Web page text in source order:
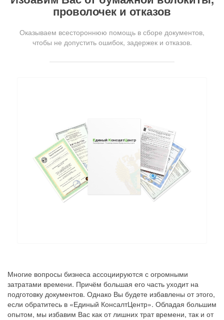
проволочек и отказов
Оказываем всестороннюю помощь в сборе документов,
чтобы не допустить ошибок, задержек и отказов.
Многие вопросы бизнеса ассоциируются с огромными
затратами времени. Причём большая его часть уходит на
подготовку документов. Однако Вы будете избавлены от этого,
если обратитесь в «Единый КонсалтЦентр». Обладая большим
опытом, мы избавим Вас как от лишних трат времени, так и от